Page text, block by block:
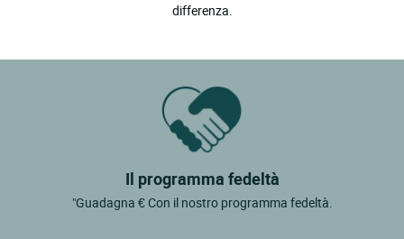
differenza.
Il programma fedeltà
"Guadagna € Con il nostro programma fedeltà.